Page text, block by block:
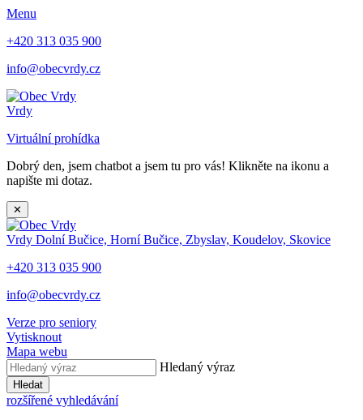
Menu
+420 313 035 900
info@obecvrdy.cz
Vrdy
Virtuální prohídka
Dobrý den, jsem chatbot a jsem tu pro vás! Klikněte na ikonu a
napište mi dotaz.
✕
Vrdy Dolní Bučice, Horní Bučice, Zbyslav, Koudelov, Skovice
+420 313 035 900
info@obecvrdy.cz
Verze pro seniory
Vytisknout
Mapa webu
Hledaný výraz
Hledat
rozšířené vyhledávání